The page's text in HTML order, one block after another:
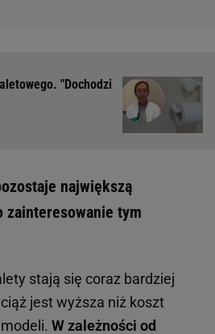
"Dochodzi
największą
zainteresowanie tym
stają się coraz bardziej
jest wyższa niż koszt
W zależności od